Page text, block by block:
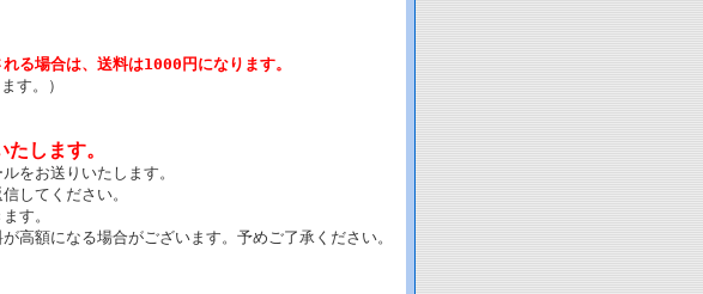
る場合は、送料は1000円になります。
す。）
します。
をお送りいたします。
してください。
す。
高額になる場合がございます。予めご了承ください。